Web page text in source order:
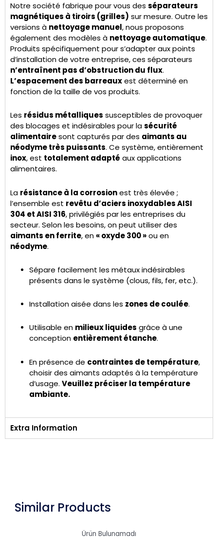
Notre société fabrique pour vous des séparateurs
magnétiques à tiroirs (grilles) sur mesure. Outre les
versions à nettoyage manuel, nous proposons
également des modèles à nettoyage automatique.
Produits spécifiquement pour s’adapter aux points
d’installation de votre entreprise, ces séparateurs
n’entraînent pas d’obstruction du flux.
L’espacement des barreauxest déterminé en
fonction de la taille de vos produits.
Les résidus métalliques susceptibles de provoquer
des blocages et indésirables pour lasécurité
alimentairesont capturés par des aimants au
néodyme très puissants. Ce système, entièrement
inox, est totalement adapté aux applications
alimentaires.
La résistance à la corrosionest très élevée ;
l’ensemble est revêtu d’aciers inoxydables AISI
304 et AISI 316, privilégiés par les entreprises du
secteur. Selon les besoins, on peut utiliser des
aimants en ferrite, en« oxyde 300 »ou en
néodyme.
Sépare facilement les métaux indésirables
présents dans le système (clous, fils, fer, etc.).
Installation aisée dans les zones de coulée.
Utilisable en milieux liquides grâce à une
conception entièrement étanche.
En présence de contraintes de température,
choisir des aimants adaptés à la température
d’usage. Veuillez préciser la température
ambiante.
Extra Information
Similar Products
Ürün Bulunamadı